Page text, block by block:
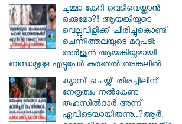
ചുമ്മാ കേറി വെടിവെയ്ക്കാൻ
ഒക്കുമോ?! ആയങ്കിയുടെ
വെല്ലുവിളിക്ക് ചിരിച്ചുകൊണ്ട്
ചെന്നിത്തലയുടെ മറുപടി:
അർജുൻ ആയങ്കിയുമായി
ബന്ധമുള്ള എട്ടുപേർ കരുതൽ തടങ്കലിൽ...
ക്യാമ്പ് ചെയ്ത് തിരച്ചിലിന്
നേതൃത്വം നല്‍കേണ്ട
തഹസില്‍ദാര്‍ അന്ന്
എവിടെയായിരുന്നു..?ആര്‍.